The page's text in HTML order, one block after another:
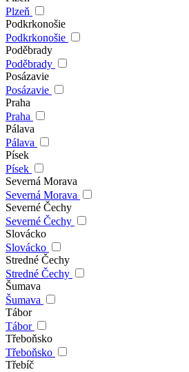
Plzeň
Podkrkonošie
Podkrkonošie
Poděbrady
Poděbrady
Posázavie
Posázavie
Praha
Praha
Pálava
Pálava
Písek
Písek
Severná Morava
Severná Morava
Severné Čechy
Severné Čechy
Slovácko
Slovácko
Stredné Čechy
Stredné Čechy
Šumava
Šumava
Tábor
Tábor
Třeboňsko
Třeboňsko
Třebíč